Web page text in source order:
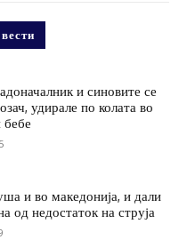
и синовите се
удирале по колата во
бебе
и во македонија, и дали
од недостаток на струја